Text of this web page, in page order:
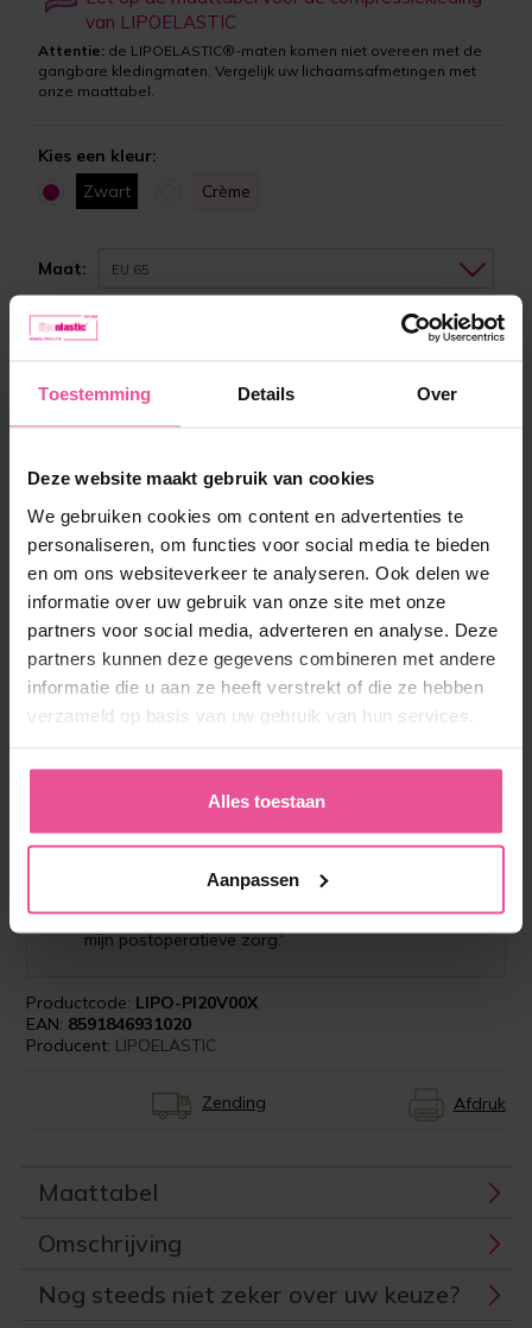
Toestemming Details Over
Deze website maakt gebruik van cookies
We gebruiken cookies om content en advertenties te
personaliseren, om functies voor social media te bieden
en om ons websiteverkeer te analyseren. Ook delen we
informatie over uw gebruik van onze site met onze
partners voor social media, adverteren en analyse. Deze
partners kunnen deze gegevens combineren met andere
informatie die u aan ze heeft verstrekt of die ze hebben
verzameld op basis van uw gebruik van hun services.
Alles toestaan
Aanpassen
van LIPOELASTIC
Attentie: de LIPOELASTIC®-maten komen niet overeen met de
gangbare kledingmaten. Vergelijk uw lichaamsafmetingen met
onze maattabel.
Kies een kleur:
Zwart
Crème
Maat: EU 65
Cup:
Op voorraad
69,90 €
- + In winkelmandje
lipoelastic. De kwaliteit van jullie producten, de
vlotte levering en communicatie zijn in continuïteit
met de kwaliteit die ik dagelijks in mijn werk
steek. Lipoelastic is een betrouwbare partner in
mijn postoperatieve zorg.‘
Productcode: LIPO-PI20V00X
EAN: 8591846931020
Producent: LIPOELASTIC
Zending Afdruk
Maattabel
Omschrijving
Nog steeds niet zeker over uw keuze?